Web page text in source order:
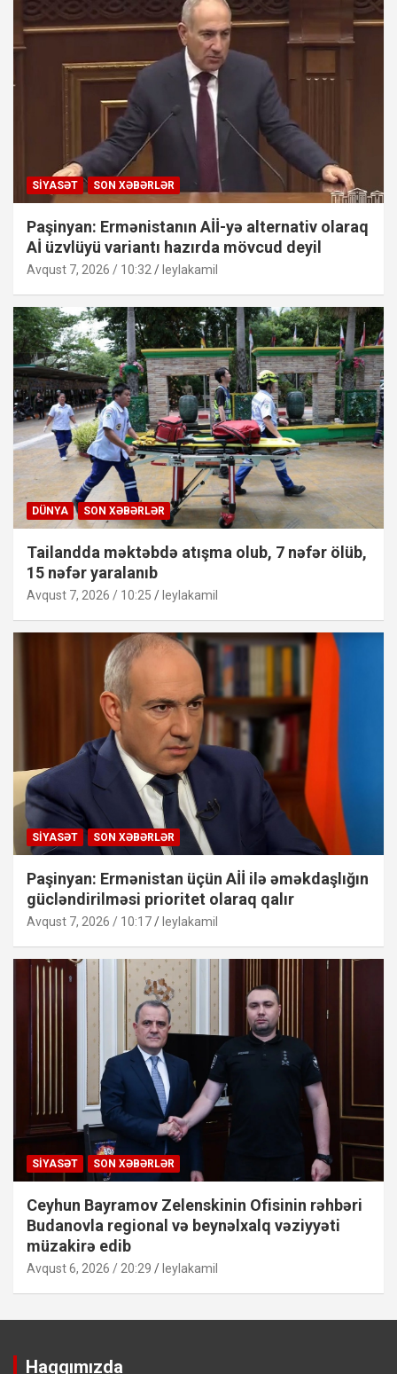
SIYASƏT SON XƏBƏRLƏR
Paşinyan: Ermənistanın Aİİ-yə alternativ olaraq
Aİ üzvlüyü variantı hazırda mövcud deyil
Avqust 7, 2026 / 10:32 leylakamil
DÜNYA SON XƏBƏRLƏR
Tailandda məktəbdə atışma olub, 7 nəfər ölüb,
15 nəfər yaralanıb
Avqust 7, 2026 / 10:25 leylakamil
SIYASƏT SON XƏBƏRLƏR
Paşinyan: Ermənistan üçün Aİİ ilə əməkdaşlığın
gücləndirilməsi prioritet olaraq qalır
Avqust 7, 2026 / 10:17 leylakamil
SIYASƏT SON XƏBƏRLƏR
Ceyhun Bayramov Zelenskinin Ofisinin rəhbəri
Budanovla regional və beynəlxalq vəziyyəti
müzakirə edib
Avqust 6, 2026 / 20:29 leylakamil
Haqqımızda